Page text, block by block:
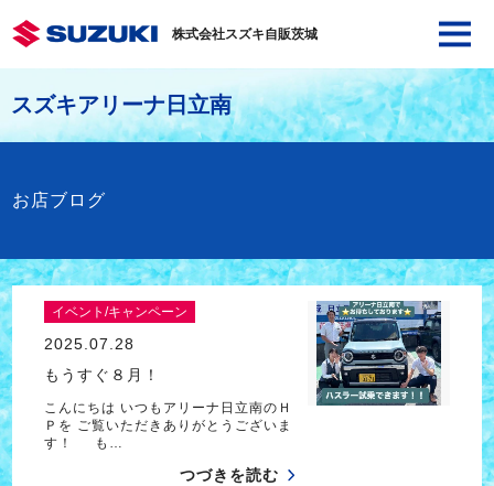
株式会社スズキ自販茨城
スズキアリーナ日立南
お店ブログ
イベント/キャンペーン
2025.07.28
もうすぐ８月！
こんにちは いつもアリーナ日立南のＨ
Ｐを ご覧いただきありがとうございま
す！ も…
つづきを読む